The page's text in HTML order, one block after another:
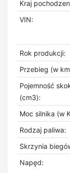
Kraj
VIN:
Rok produkcji:
Przebieg (w
Pojemność
(cm3):
Moc silnika (w
Rodzaj paliwa:
Skrzynia
Napęd: